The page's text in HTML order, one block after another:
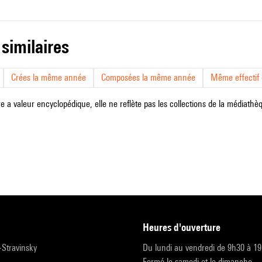
similaires
Crées la même année Composées la même année Même effectif
a valeur encyclopédique, elle ne reflète pas les collections de la
heures d'ouverture
Du lundi au vendredi de 9h30 à